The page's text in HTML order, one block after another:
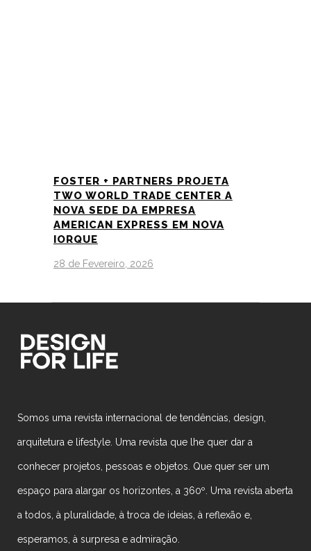
FOSTER + PARTNERS PROJETA
TWO WORLD TRADE CENTER A
NOVA SEDE DA EMPRESA
AMERICAN EXPRESS EM NOVA
IORQUE
28 de Fevereiro, 2026
Somos uma revista internacional de tendências, design,
arquitetura e lifestyle. Uma revista que lhe quer dar a
conhecer projetos, pessoas e objetos. Que quer ser um
espaço para alargar os horizontes, a 360º. Uma revista aberta
a todos, à pluralidade, à troca de ideias, à reflexão e,
esperamos, à surpresa e admiração.